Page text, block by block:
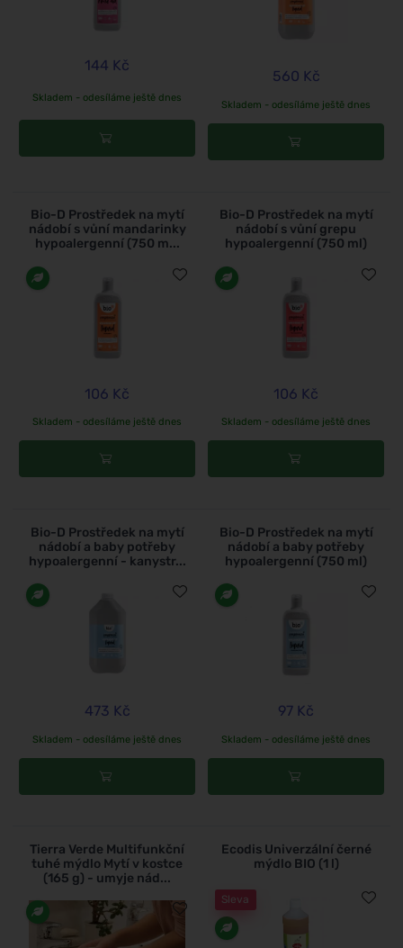
144 Kč
Skladem - odesíláme ještě dnes
560 Kč
Skladem - odesíláme ještě dnes
Bio-D Prostředek na mytí
nádobí s vůní mandarinky
hypoalergenní (750 m...
106 Kč
Skladem - odesíláme ještě dnes
Bio-D Prostředek na mytí
nádobí s vůní grepu
hypoalergenní (750 ml)
106 Kč
Skladem - odesíláme ještě dnes
Bio-D Prostředek na mytí
nádobí a baby potřeby
hypoalergenní - kanystr...
473 Kč
Skladem - odesíláme ještě dnes
Bio-D Prostředek na mytí
nádobí a baby potřeby
hypoalergenní (750 ml)
97 Kč
Skladem - odesíláme ještě dnes
Tierra Verde Multifunkční
tuhé mýdlo Mytí v kostce
(165 g) - umyje nád...
Ecodis Univerzální černé
mýdlo BIO (1 l)
Sleva